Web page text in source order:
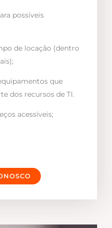
possíveis
de locação (dentro
que
dos recursos de TI.
acessíveis;